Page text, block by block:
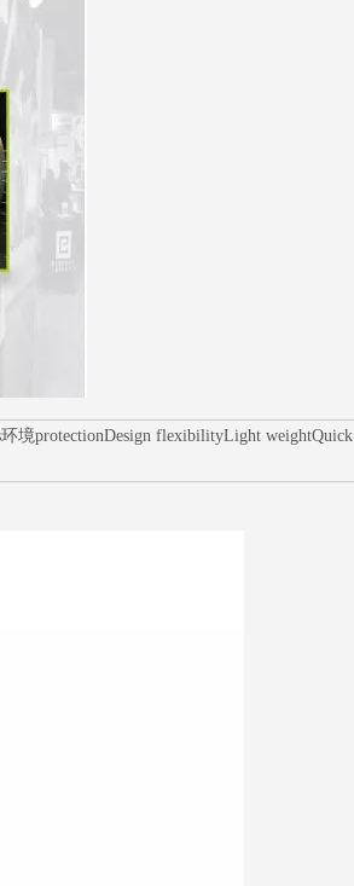
环境protectionDesign flexibilityLight weightQuick